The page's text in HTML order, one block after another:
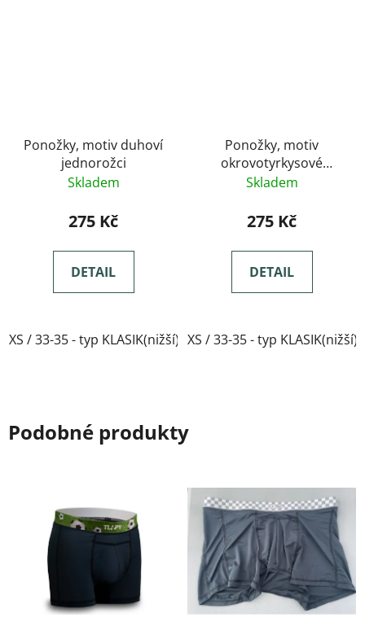
Ponožky, motiv duhoví
jednorožci
Skladem
275 Kč
DETAIL
XS / 33-35 - typ KLASIK(nižší)
Ponožky, motiv
okrovotyrkysové
bubliny
Skladem
275 Kč
DETAIL
XS / 33-35 - typ KLASIK(nižší)
Podobné produkty